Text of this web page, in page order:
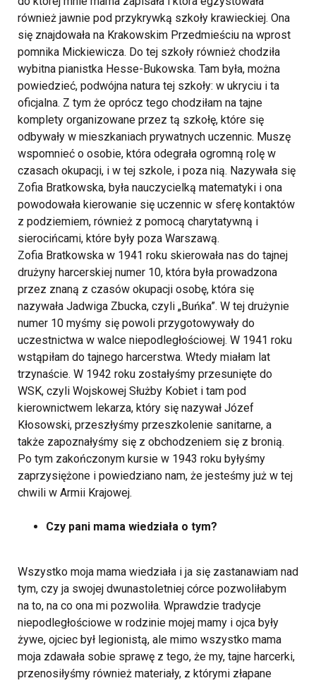
również jawnie pod przykrywką szkoły krawieckiej. Ona
się znajdowała na Krakowskim Przedmieściu na wprost
pomnika Mickiewicza. Do tej szkoły również chodziła
wybitna pianistka Hesse-Bukowska. Tam była, można
powiedzieć, podwójna natura tej szkoły: w ukryciu i ta
oficjalna. Z tym że oprócz tego chodziłam na tajne
komplety organizowane przez tą szkołę, które się
odbywały w mieszkaniach prywatnych uczennic. Muszę
wspomnieć o osobie, która odegrała ogromną rolę w
czasach okupacji, i w tej szkole, i poza nią. Nazywała się
Zofia Bratkowska, była nauczycielką matematyki i ona
powodowała kierowanie się uczennic w sferę kontaktów
z podziemiem, również z pomocą charytatywną i
sierocińcami, które były poza Warszawą.
Zofia Bratkowska w 1941 roku skierowała nas do tajnej
drużyny harcerskiej numer 10, która była prowadzona
przez znaną z czasów okupacji osobę, która się
nazywała Jadwiga Zbucka, czyli „Buńka”. W tej drużynie
numer 10 myśmy się powoli przygotowywały do
uczestnictwa w walce niepodległościowej. W 1941 roku
wstąpiłam do tajnego harcerstwa. Wtedy miałam lat
trzynaście. W 1942 roku zostałyśmy przesunięte do
WSK, czyli Wojskowej Służby Kobiet i tam pod
kierownictwem lekarza, który się nazywał Józef
Kłosowski, przeszłyśmy przeszkolenie sanitarne, a
także zapoznałyśmy się z obchodzeniem się z bronią.
Po tym zakończonym kursie w 1943 roku byłyśmy
zaprzysiężone i powiedziano nam, że jesteśmy już w tej
chwili w Armii Krajowej.
Czy pani mama wiedziała o tym?
Wszystko moja mama wiedziała i ja się zastanawiam nad
tym, czy ja swojej dwunastoletniej córce pozwoliłabym
na to, na co ona mi pozwoliła. Wprawdzie tradycje
niepodległościowe w rodzinie mojej mamy i ojca były
żywe, ojciec był legionistą, ale mimo wszystko mama
moja zdawała sobie sprawę z tego, że my, tajne harcerki,
przenosiłyśmy również materiały, z którymi złapane